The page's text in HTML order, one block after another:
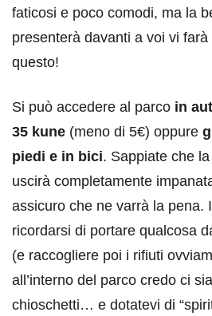
faticosi e poco comodi, ma la
presenterà davanti a voi vi
questo!
Si può accedere al parco in
35 kune (meno di 5€) oppure
piedi e in bici. Sappiate che
uscirà completamente
assicuro che ne varrà la pena.
ricordarsi di portare qualcosa
(e raccogliere poi i rifiuti
all’interno del parco credo ci
chioschetti… e dotatevi di